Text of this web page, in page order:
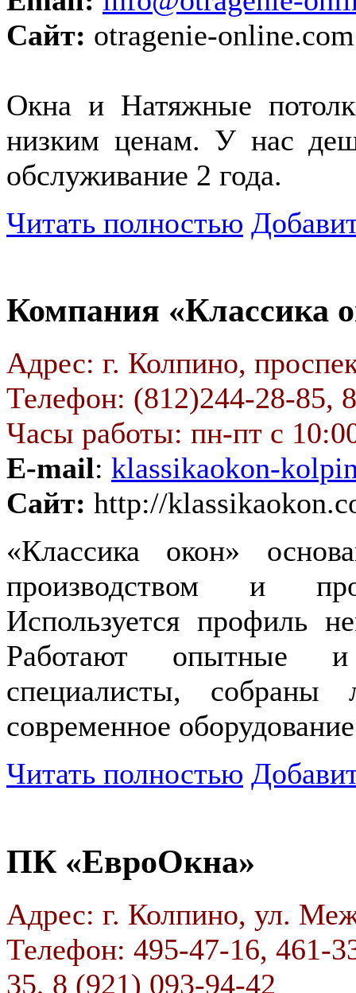
Сайт: otragenie-online.com
Окна и Натяжные
низким ценам. У нас
обслуживание 2 года.
Читать полностью
Компания «Классика
Адрес: г. Колпино,
Телефон: (812)244-28-85,
Часы работы: пн-пт с
E-mail: klassikaokon-
Сайт: http://
«Классика окон»
производством и
Используется профиль
Работают опытные и
специалисты,
современное
Читать полностью
ПК «ЕвроОкна»
Адрес: г. Колпино, ул.
Телефон: 495-47-16, 461-
35, 8 (921) 093-94-42